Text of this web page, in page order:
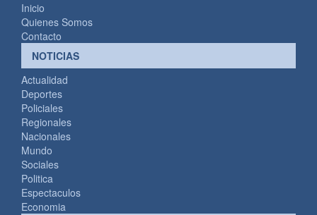
Inicio
Quienes Somos
Contacto
NOTICIAS
Actualidad
Deportes
Policiales
Regionales
Nacionales
Mundo
Sociales
Politica
Espectaculos
Economia